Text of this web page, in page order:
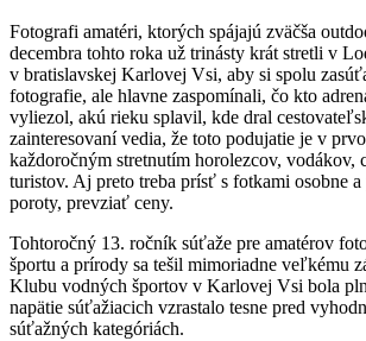
Fotografi amatéri, ktorých spájajú zväčša
decembra tohto roka už trinásty krát stretli v
v bratislavskej Karlovej Vsi, aby si spolu
fotografie, ale hlavne zaspomínali, čo kto
vyliezol, akú rieku splavil, kde dral
zainteresovaní vedia, že toto podujatie je v
každoročným stretnutím horolezcov, vodákov,
turistov. Aj preto treba prísť s fotkami osobne
poroty, prevziať ceny.
Tohtoročný 13. ročník súťaže pre amatérov
športu a prírody sa tešil mimoriadne veľkému
Klubu vodných športov v Karlovej Vsi bola
napätie súťažiacich vzrastalo tesne pred
súťažných kategóriách.